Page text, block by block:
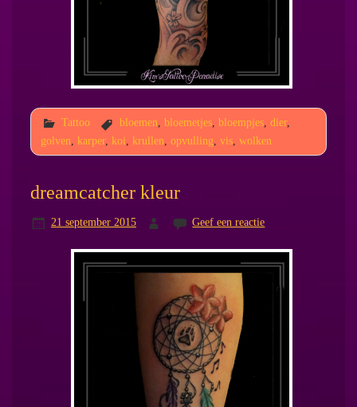
Tattoo bloemen, bloemetjes, bloempjes, dier,
golven
karper, koi krullen opvulling vis, wolken
dreamcatcher kleur
21 september 2015 Geef een reactie